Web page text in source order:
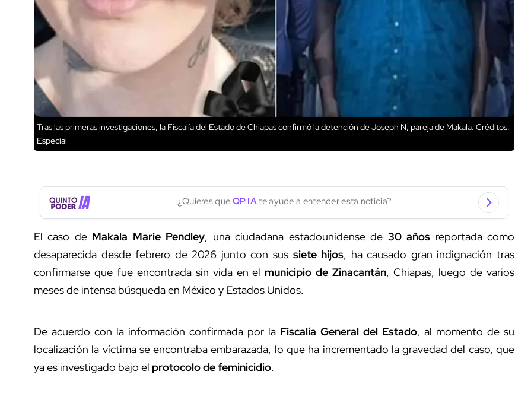
Tras las primeras investigaciones, la Fiscalía del Estado de Chiapas confirmó la detención de Joseph N, pareja de Makala. Créditos:
Especial
¿Quieres que QP IAte ayude a entender esta noticia?
El caso de Makala Marie Pendley, una ciudadana estadounidense de 30 años reportada como
desaparecida desde febrero de 2026 junto con sus siete hijos, ha causado gran indignación tras
confirmarse que fue encontrada sin vida en el municipio de Zinacantán, Chiapas, luego de varios
meses de intensa búsqueda en México y Estados Unidos.
De acuerdo con la información confirmada por la Fiscalía General del Estado, al momento de su
localización la víctima se encontraba embarazada, lo que ha incrementado la gravedad del caso, que
ya es investigado bajo el protocolo de feminicidio.